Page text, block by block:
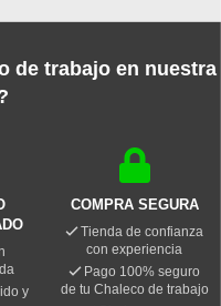
de trabajo en nuestra
y
COMPRA SEGURA
Tienda de confianza
con experiencia
Pago 100% seguro
de tu Chaleco de trabajo